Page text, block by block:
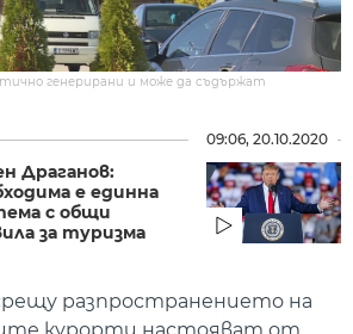
генерирани и може да съдържат
Драганов:
е единна
с общи
за туризма
09:06, 20.10.2020
разпространението на